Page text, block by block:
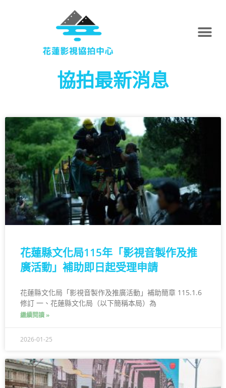
協拍最新消息
花蓮縣文化局115年「影視音製作及推
廣活動」補助即日起受理申請
花蓮縣文化局「影視音製作及推廣活動」補助簡章 115.1.6
修訂 一、花蓮縣文化局（以下簡稱本局）為
繼續閱讀 »
2026-01-25